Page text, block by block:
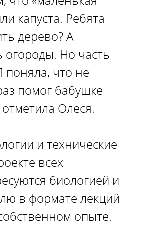
капуста. Ребята
дерево? А
огороды. Но часть
поняла, что не
помог бабушке
Олеся.
и технические
всех
биологией и
в формате лекций
опыте.